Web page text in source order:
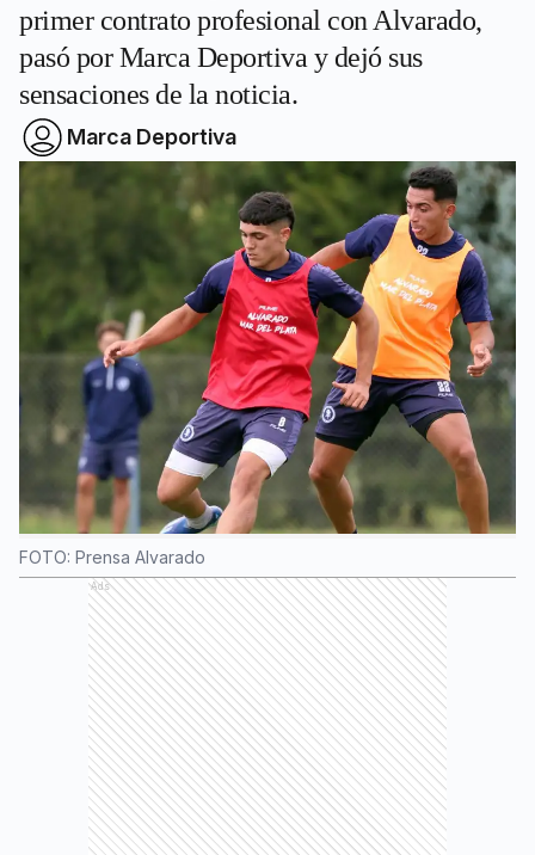
primer contrato profesional con Alvarado,
pasó por Marca Deportiva y dejó sus
sensaciones de la noticia.
Marca Deportiva
FOTO: Prensa Alvarado
Ads